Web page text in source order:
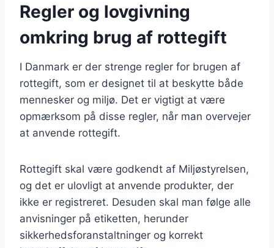
Regler og lovgivning
omkring brug af rottegift
I Danmark er der strenge regler for brugen af
rottegift, som er designet til at beskytte både
mennesker og miljø. Det er vigtigt at være
opmærksom på disse regler, når man overvejer
at anvende rottegift.
Rottegift skal være godkendt af Miljøstyrelsen,
og det er ulovligt at anvende produkter, der
ikke er registreret. Desuden skal man følge alle
anvisninger på etiketten, herunder
sikkerhedsforanstaltninger og korrekt